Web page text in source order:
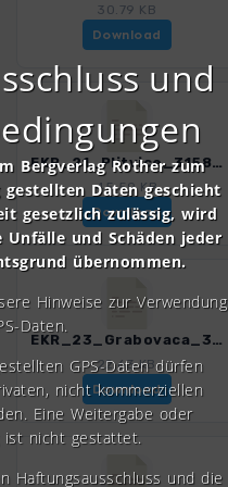
30.79 KB
Download
EKR_21_Plitvice_3158_1.gpx
45.59 KB
Download
EKR_23_Grabovaca_3158_1.gpx
22.63 KB
Download
und
Bergverlag Rother zum
Daten geschieht
gesetzlich zulässig, wird
und Schäden jeder
übernommen.
Hinweise zur Verwendung
Daten.
GPS-Daten dürfen
nicht kommerziellen
Eine Weitergabe oder
ist nicht gestattet.
Haftungsausschluss und die